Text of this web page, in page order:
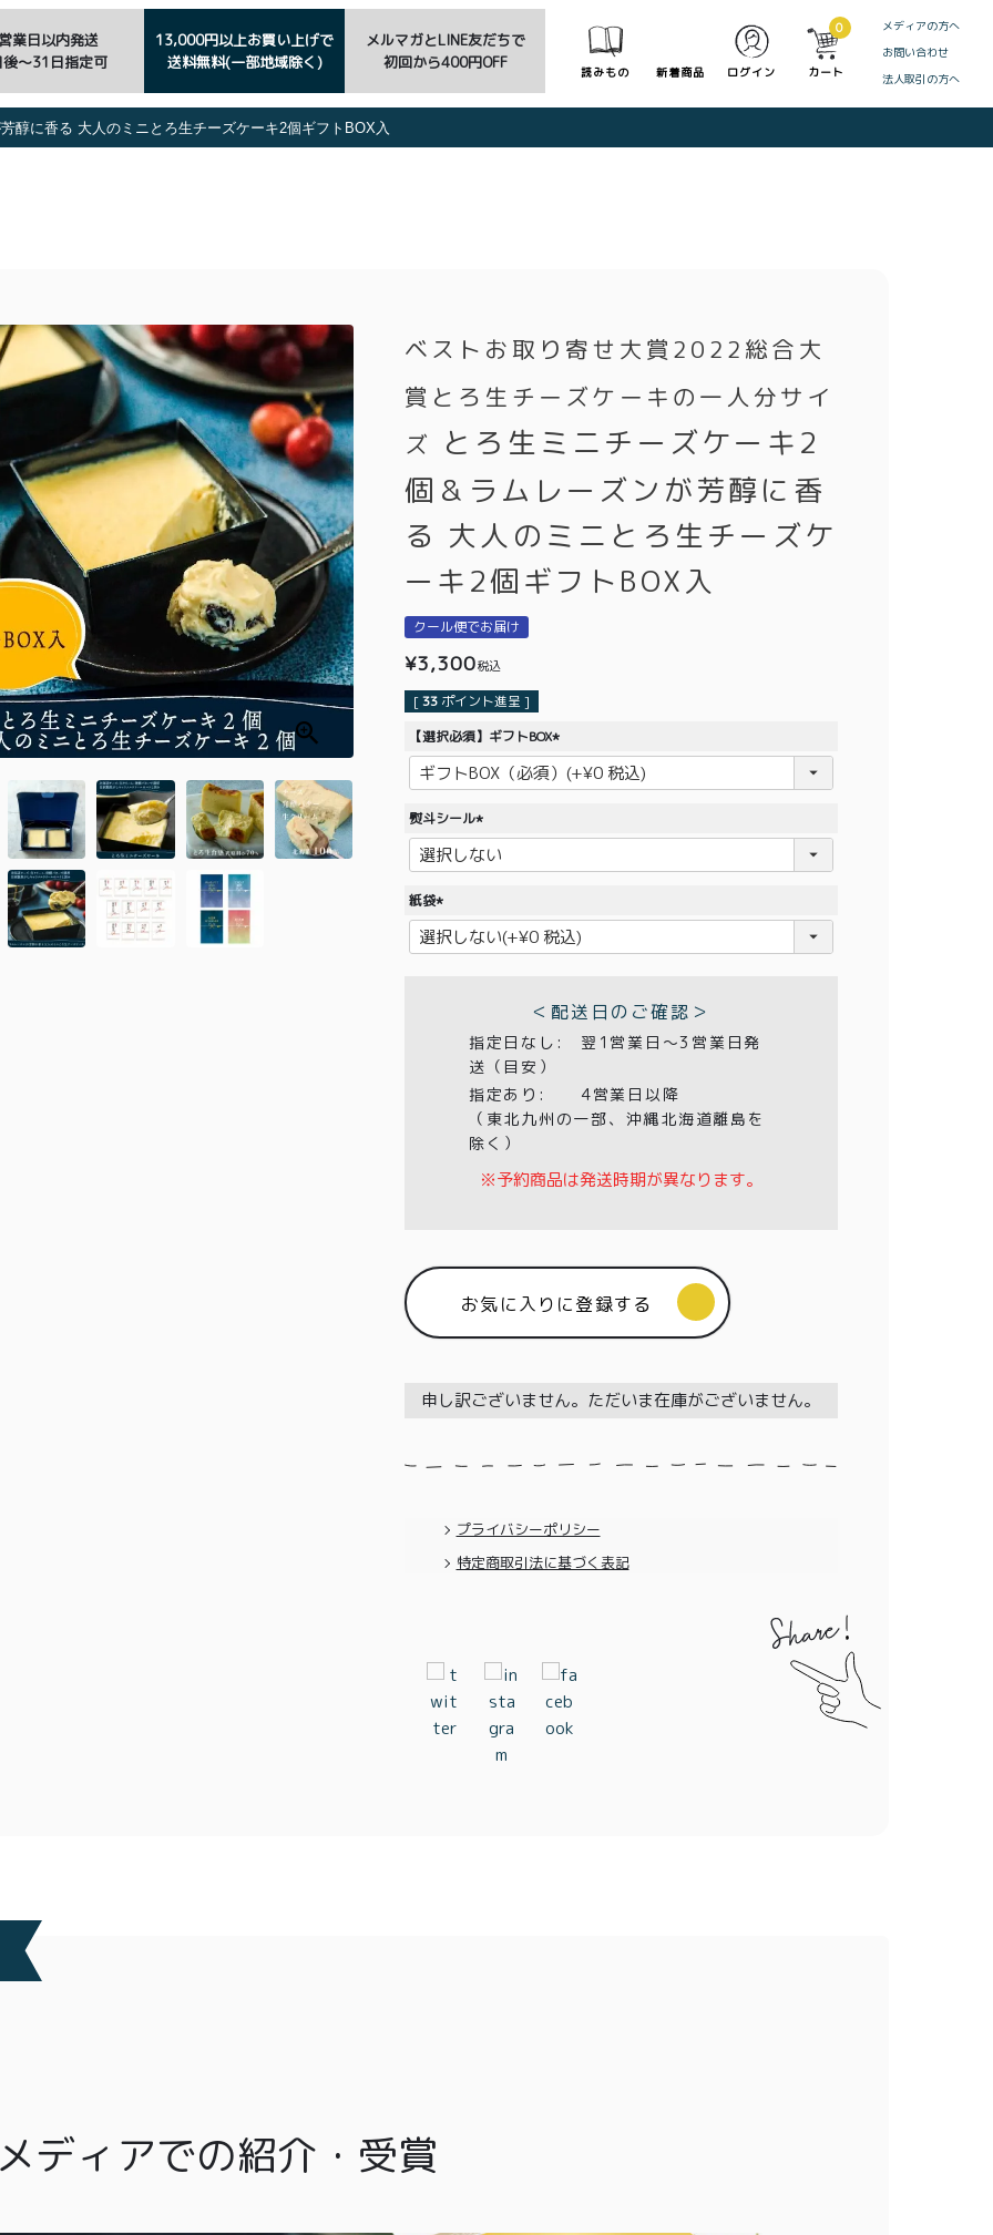
業日以内発送
後〜31日指定可
13,000円以上お買い上げで
送料無料(一部地域除く)
メルマガとLINE友だちで
初回から400円OFF
読みもの 新着商品 ログイン
0
カート
メディアの方へ
お問い合わせ
法人取引の方へ
CLOSE
醇に香る 大人のミニとろ生チーズケーキ2個ギフトBOX入
ベストお取り寄せ大賞2022総合大
賞とろ生チーズケーキの一人分サイ
ズ
とろ生ミニチーズケーキ2
個＆ラムレーズンが芳醇に香
る 大人のミニとろ生チーズケ
ーキ2個ギフトBOX入
クール便でお届け
¥3,300税込
[ 33 ポイント進呈 ]
【選択必須】ギフトBOX
(
必
熨斗シール
(
必
紙袋
(
必
＜配送日のご確認＞
指定日なし:
翌1営業日〜3営業日発
送（目安）
指定あり:
4営業日以降
（東北九州の一部、沖縄北海道離島を
除く）
※予約商品は発送時期が異なります。
お気に入りに登録する
申し訳ございません。ただいま在庫がございません。
プライバシーポリシー
特定商取引法に基づく表記
メディアでの紹介・受賞